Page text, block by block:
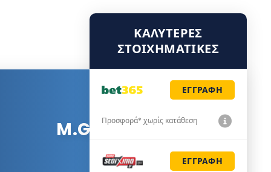
M.Giron
ΚΑΛΎΤΕΡΕΣ
ΣΤΟΙΧΗΜΑΤΙΚΈΣ
ΕΓΓΡΑΦΗ
Προσφορά* χωρίς κατάθεση
ΕΓΓΡΑΦΗ